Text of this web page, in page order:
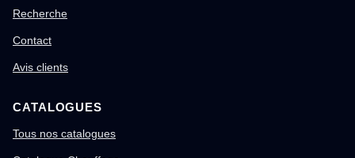
Recherche
Contact
Avis clients
CATALOGUES
Tous nos catalogues